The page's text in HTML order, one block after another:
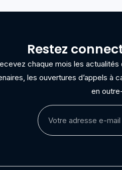
Restez
chaque mois les
les ouvertures d’appels à
en